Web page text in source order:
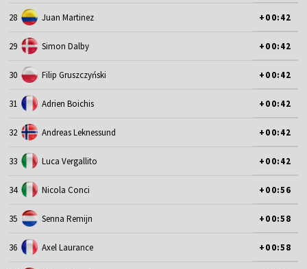
28 Juan Martinez +00:42
29 Simon Dalby +00:42
30 Filip Gruszczyński +00:42
31 Adrien Boichis +00:42
32 Andreas Leknessund +00:42
33 Luca Vergallito +00:42
34 Nicola Conci +00:56
35 Senna Remijn +00:58
36 Axel Laurance +00:58